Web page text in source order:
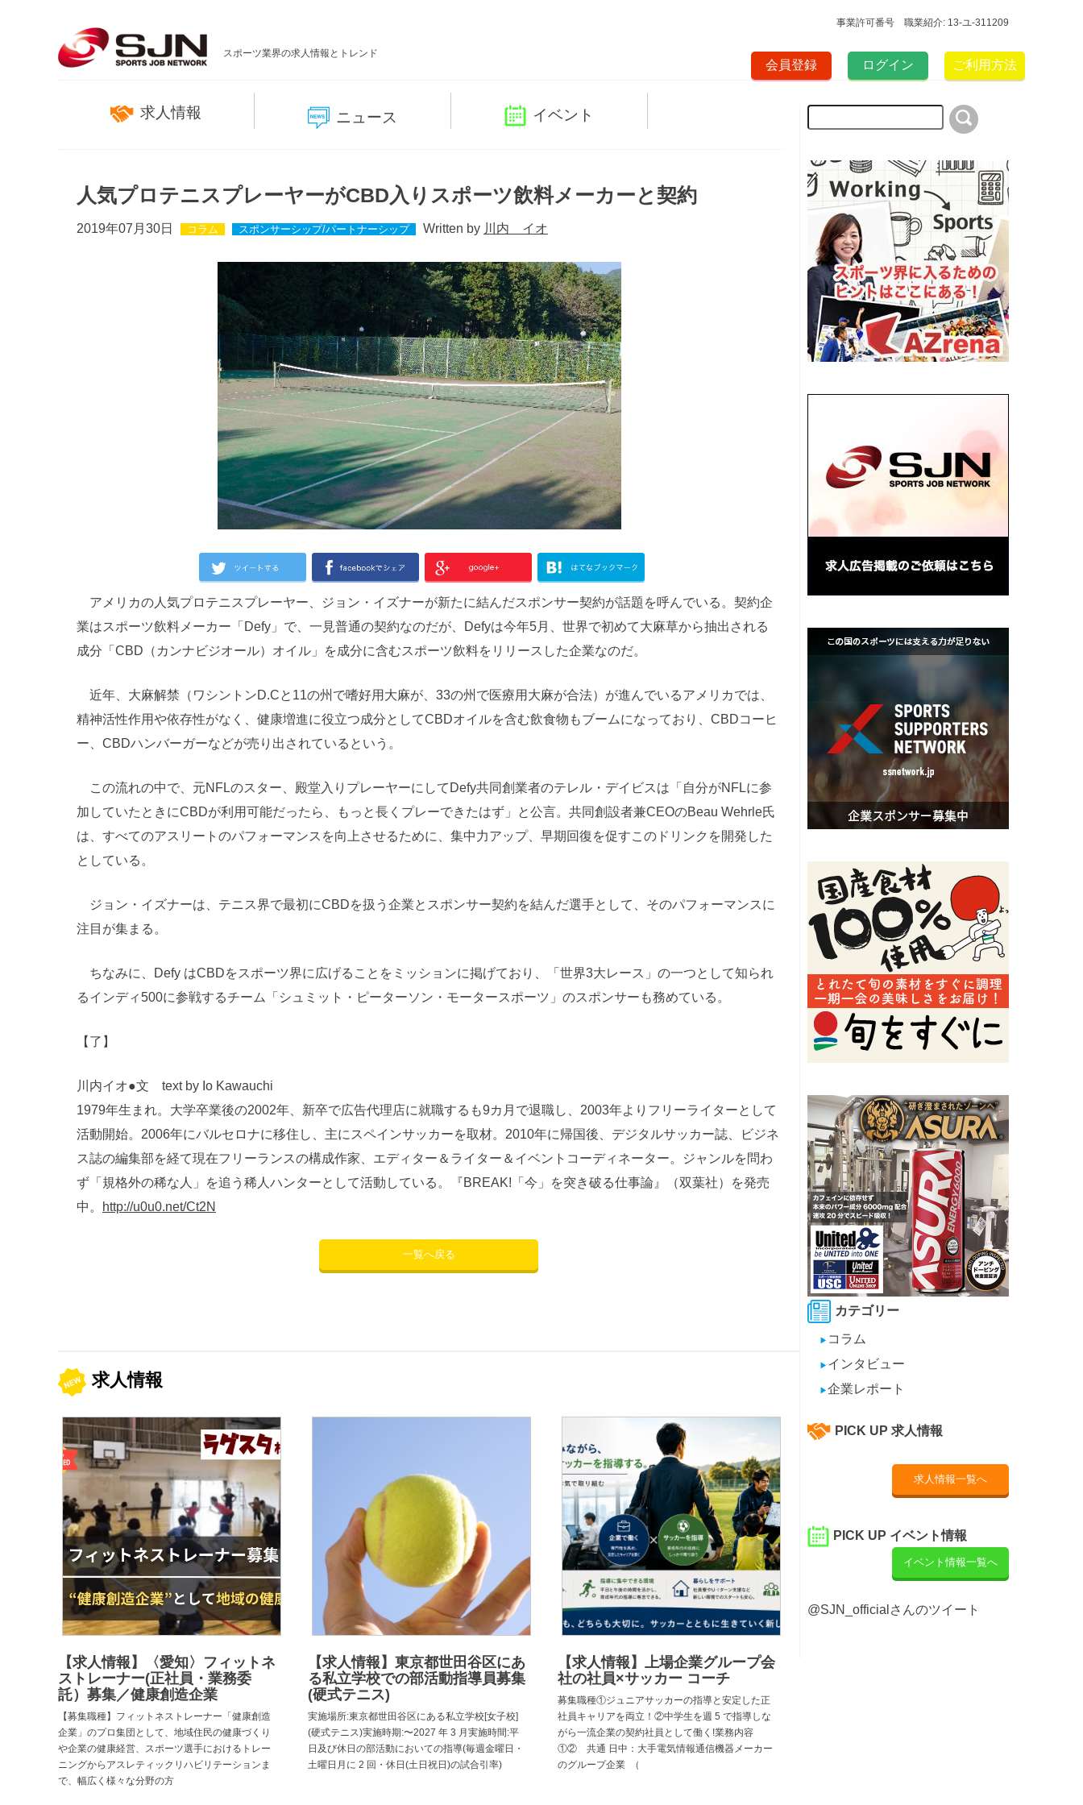
事業許可番号 職業紹介: 13-ユ-311209
スポーツ業界の求人情報とトレンド
会員登録 ログイン ご利用方法
求人情報 ニュース イベント
人気プロテニスプレーヤーがCBD入りスポーツ飲料メーカーと契約
2019年07月30日 コラム スポンサーシップ/パートナーシップ Written by 川内 イオ
アメリカの人気プロテニスプレーヤー、ジョン・イズナーが新たに結んだスポンサー契約が話題を呼んでいる。契約企
業はスポーツ飲料メーカー「Defy」で、一見普通の契約なのだが、Defyは今年5月、世界で初めて大麻草から抽出される
成分「CBD（カンナビジオール）オイル」を成分に含むスポーツ飲料をリリースした企業なのだ。
近年、大麻解禁（ワシントンD.Cと11の州で嗜好用大麻が、33の州で医療用大麻が合法）が進んでいるアメリカでは、
精神活性作用や依存性がなく、健康増進に役立つ成分としてCBDオイルを含む飲食物もブームになっており、CBDコーヒ
ー、CBDハンバーガーなどが売り出されているという。
この流れの中で、元NFLのスター、殿堂入りプレーヤーにしてDefy共同創業者のテレル・デイビスは「自分がNFLに参
加していたときにCBDが利用可能だったら、もっと長くプレーできたはず」と公言。共同創設者兼CEOのBeau Wehrle氏
は、すべてのアスリートのパフォーマンスを向上させるために、集中力アップ、早期回復を促すこのドリンクを開発した
としている。
ジョン・イズナーは、テニス界で最初にCBDを扱う企業とスポンサー契約を結んだ選手として、そのパフォーマンスに
注目が集まる。
ちなみに、Defy はCBDをスポーツ界に広げることをミッションに掲げており、「世界3大レース」の一つとして知られ
るインディ500に参戦するチーム「シュミット・ピーターソン・モータースポーツ」のスポンサーも務めている。
【了】
川内イオ●文 text by Io Kawauchi
1979年生まれ。大学卒業後の2002年、新卒で広告代理店に就職するも9カ月で退職し、2003年よりフリーライターとして
活動開始。2006年にバルセロナに移住し、主にスペインサッカーを取材。2010年に帰国後、デジタルサッカー誌、ビジネ
ス誌の編集部を経て現在フリーランスの構成作家、エディター＆ライター＆イベントコーディネーター。ジャンルを問わ
ず「規格外の稀な人」を追う稀人ハンターとして活動している。『BREAK!「今」を突き破る仕事論』（双葉社）を発売
中。
http://u0u0.net/Ct2N
一覧へ戻る
求人情報
【求人情報】〈愛知〉フィットネ
ストレーナー(正社員・業務委
託）募集／健康創造企業
【募集職種】フィットネストレーナー「健康創造
企業」のプロ集団として、地域住民の健康づくり
や企業の健康経営、スポーツ選手におけるトレー
ニングからアスレティックリハビリテーションま
で、幅広く様々な分野の方
【求人情報】東京都世田谷区にあ
る私立学校での部活動指導員募集
(硬式テニス)
実施場所:東京都世田谷区にある私立学校[女子校]
(硬式テニス)実施時期:〜2027 年 3 月実施時間:平
日及び休日の部活動においての指導(毎週金曜日・
土曜日月に 2 回・休日(土日祝日)の試合引率)
【求人情報】上場企業グループ会
社の社員×サッカー コーチ
募集職種①ジュニアサッカーの指導と安定した正
社員キャリアを両立！②中学生を週 5 で指導しな
がら一流企業の契約社員として働く!業務内容
①② 共通 日中：大手電気情報通信機器メーカー
のグループ企業 （
カテゴリー
▶ コラム
▶ インタビュー
▶企業レポート
PICK UP 求人情報
求人情報一覧へ
PICK UP イベント情報
イベント情報一覧へ
@SJN_officialさんのツイート